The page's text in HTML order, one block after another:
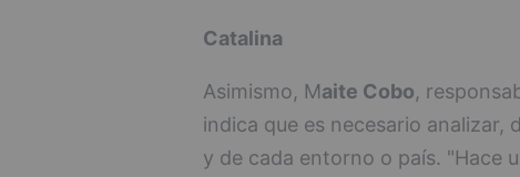
Catalina
Asimismo, Maite Cobo,
indica que es necesario analizar,
y de cada entorno o país. "Hace